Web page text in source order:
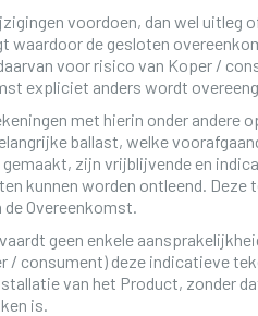
voordoen, dan wel uitleg
waardoor de gesloten
voor risico van Koper /
expliciet anders wordt
met hierin onder andere
ballast, welke
zijn vrijblijvende en
kunnen worden ontleend. Deze
de Overeenkomst.
geen enkele
/ consument) deze indicatieve
van het Product, zonder
is.